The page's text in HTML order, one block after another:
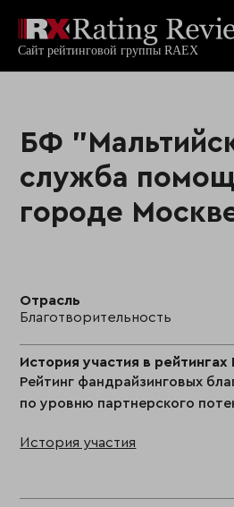
БФ
служба
городе
Отрасль
Благотворительность
История участия в рейтингах
Рейтинг фандрайзинговых
по уровню партнерского
История участия